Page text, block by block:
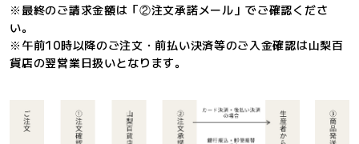
※最終のご請求金額は「②注文承諾メール」でご確認くださ
い。
※午前10時以降のご注文・前払い決済等のご入金確認は山梨百
貨店の翌営業日扱いとなります。